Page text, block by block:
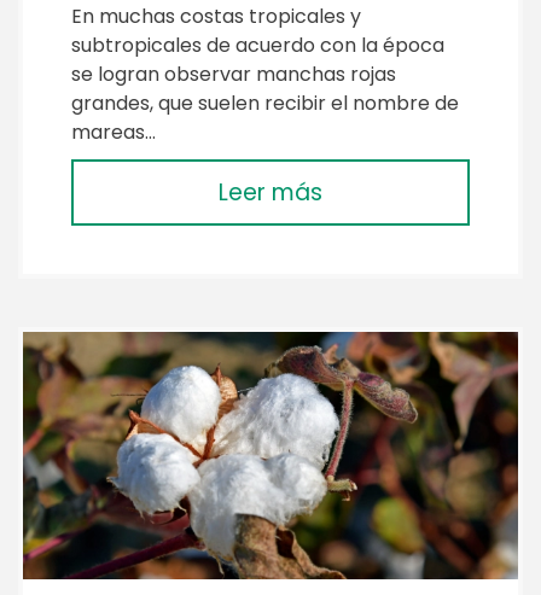
En muchas costas tropicales y
subtropicales de acuerdo con la época
se logran observar manchas rojas
grandes, que suelen recibir el nombre de
mareas…
Leer más